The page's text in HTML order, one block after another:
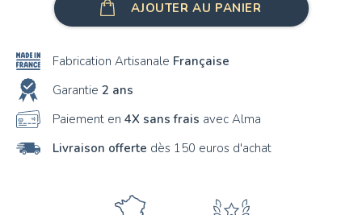
F AJOUTER AU PANIER
Fabrication Artisanale Française
Garantie 2 ans
Paiement en 4X sans frais avec Alma
Livraison offerte dès 150 euros d'achat